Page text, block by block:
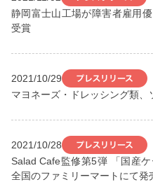
静岡富士山工場が障害者雇用
受賞
2021/10/29
マヨネーズ・ドレッシング類
2021/10/28
Salad Cafe監修第5弾 「国産
全国のファミリーマートにて発